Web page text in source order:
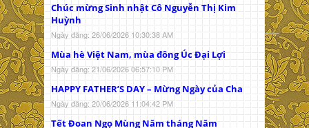
Chúc mừng Sinh nhật Cô Nguyễn Thị Kim
Huỳnh
Ngày đăng: 26/06/2026 10:30:38 AM
Mùa hè Việt Nam, mùa đông Úc Đại Lợi
Ngày đăng: 21/06/2026 06:57:10 PM
HAPPY FATHER’S DAY – Mừng Ngày của Cha
Ngày đăng: 20/06/2026 11:04:42 PM
Tết Đoan Ngọ Mùng Năm tháng Năm